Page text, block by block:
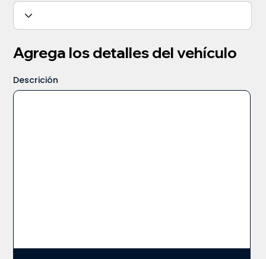
Agrega los detalles del vehículo
Descrición